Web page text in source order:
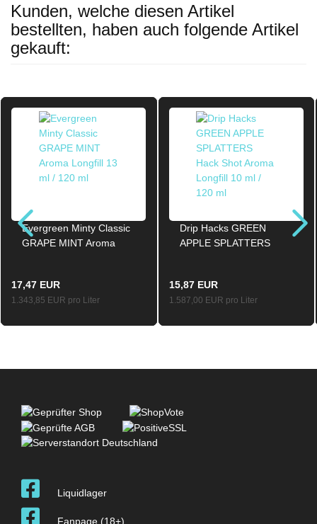
Kunden, welche diesen Artikel
bestellten, haben auch folgende Artikel
gekauft:
Evergreen Minty Classic
GRAPE MINT Aroma
17,47 EUR
1.343,85 EUR pro Liter
Drip Hacks GREEN
APPLE SPLATTERS
15,87 EUR
1.587,00 EUR pro Liter
Liquidlager
Fanpage (18+)